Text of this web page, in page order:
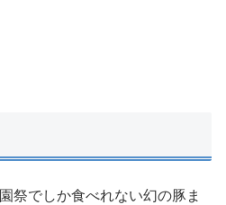
祭でしか食べれない幻の豚ま